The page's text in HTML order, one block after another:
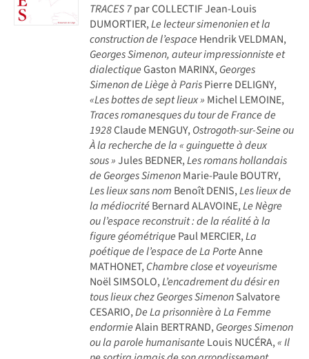
TRACES 7par COLLECTIF Jean-Louis
DUMORTIER,Le lecteur simenonien et la
construction de l’espace Hendrik VELDMAN,
Georges Simenon, auteur impressionniste et
dialectiqueGaston MARINX,Georges
Simenon de Liège à ParisPierre DELIGNY,
«Les bottes de sept lieux » Michel LEMOINE,
Traces romanesques du tour de France de
1928Claude MENGUY,Ostrogoth-sur-Seine ou
À la recherche de la « guinguette à deux
sous »Jules BEDNER,Les romans hollandais
de Georges SimenonMarie-Paule BOUTRY,
Les lieux sans nom Benoît DENIS,Les lieux de
la médiocritéBernard ALAVOINE,Le Nègre
ou l’espace reconstruit : de la réalité à la
figure géométrique Paul MERCIER,La
poétique de l’espace de La PorteAnne
MATHONET,Chambre close et voyeurisme
Noël SIMSOLO,L’encadrement du désir en
tous lieux chez Georges SimenonSalvatore
CESARIO,De La prisonnière à La Femme
endormieAlain BERTRAND,Georges Simenon
ou la parole humanisante Louis NUCÉRA,« Il